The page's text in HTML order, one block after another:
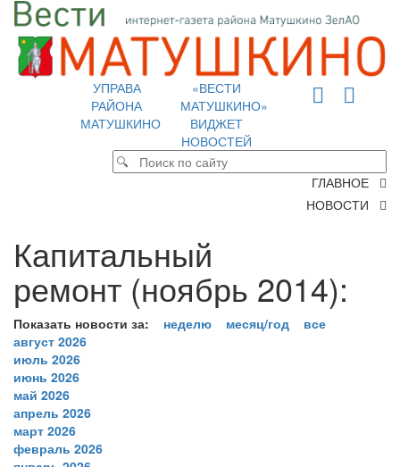
УПРАВА
РАЙОНА
МАТУШКИНО
«ВЕСТИ
МАТУШКИНО»
ВИДЖЕТ
НОВОСТЕЙ
ГЛАВНОЕ
НОВОСТИ
Капитальный
ремонт (ноябрь 2014):
Показать новости за: неделю месяц/год
все
август 2026
июль 2026
июнь 2026
май 2026
апрель 2026
март 2026
февраль 2026